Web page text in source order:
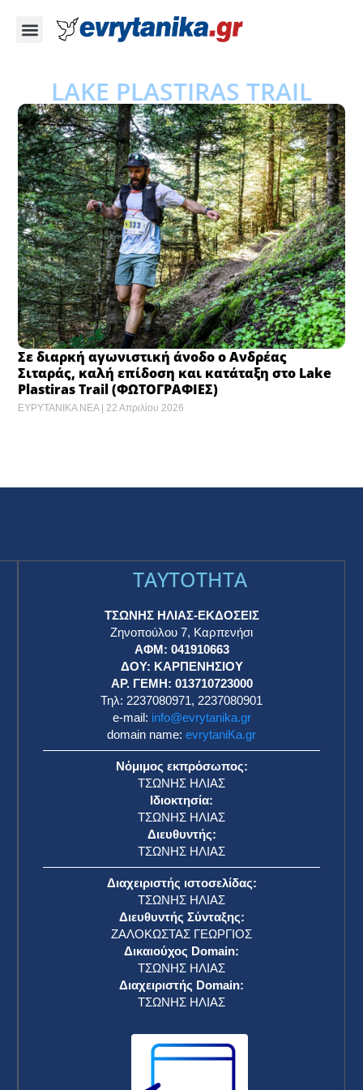
LAKE PLASTIRAS TRAIL
Σε διαρκή αγωνιστική άνοδο ο Ανδρέας
Σιταράς, καλή επίδοση και κατάταξη στο Lake
Plastiras Trail (ΦΩΤΟΓΡΑΦΙΕΣ)
ΕΥΡΥΤΑΝΙΚΑ ΝΕΑ 22 Απριλίου 2026
TAYTOTHTA
ΤΣΩΝΗΣ ΗΛΙΑΣ-ΕΚΔΟΣΕΙΣ
Ζηνοπούλου 7, Καρπενήσι
ΑΦΜ: 041910663
ΔΟΥ: ΚΑΡΠΕΝΗΣΙΟΥ
ΑΡ. ΓΕΜΗ: 013710723000
Τηλ: 2237080971, 2237080901
e-mail: info@evrytanika.gr
domain name: evrytaniKa.gr
Νόμιμος εκπρόσωπος:
ΤΣΩΝΗΣ ΗΛΙΑΣ
Ιδιοκτησία:
ΤΣΩΝΗΣ ΗΛΙΑΣ
Διευθυντής:
ΤΣΩΝΗΣ ΗΛΙΑΣ
Διαχειριστής ιστοσελίδας:
ΤΣΩΝΗΣ ΗΛΙΑΣ
Διευθυντής Σύνταξης:
ΖΑΛΟΚΩΣΤΑΣ ΓΕΩΡΓΙΟΣ
Δικαιούχος Domain:
ΤΣΩΝΗΣ ΗΛΙΑΣ
Διαχειριστής Domain:
ΤΣΩΝΗΣ ΗΛΙΑΣ